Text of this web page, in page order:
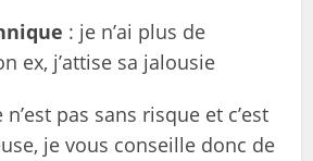
: je n’ai plus de
ex, j’attise sa jalousie
pas sans risque et c’est
je vous conseille donc de